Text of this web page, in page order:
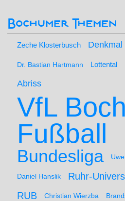
Bochumer Themen
Zeche Klosterbusch Denkmal
Dr. Bastian Hartmann Lottental
Abriss
VfL
Fußball
Bundesliga
Daniel Hanslik
Ruhr-
RUB
Christian Wierzba